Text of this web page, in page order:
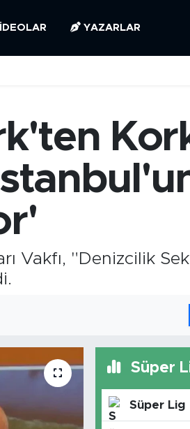
YAZARLAR
Vakfı, "Denizcilik
Süper
Süper Lig